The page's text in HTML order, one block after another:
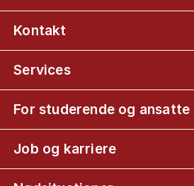
Kontakt
Services
For studerende og ansatte
Job og karriere